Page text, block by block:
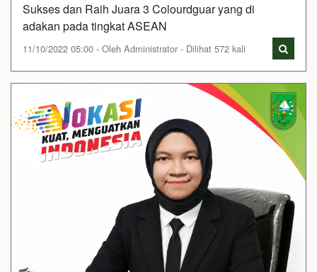
Sukses dan Raih Juara 3 Colourdguar yang di
adakan pada tingkat ASEAN
11/10/2022 05:00 - Oleh Administrator - Dilihat 572 kali